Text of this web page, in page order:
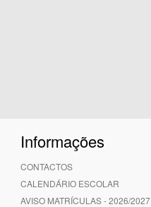
Informações
CONTACTOS
CALENDÁRIO ESCOLAR
AVISO MATRÍCULAS - 2026/2027